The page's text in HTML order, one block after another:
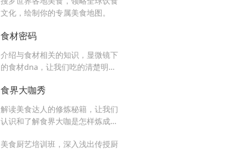
文化，绘制你的专属美食地图。
食材密码
介绍与食材相关的知识，显微镜下
的食材dna，让我们吃的清楚明
食界大咖秀
解读美食达人的修炼秘籍，让我们
认识和了解食界大咖是怎样炼成
美食厨艺培训班，深入浅出传授厨